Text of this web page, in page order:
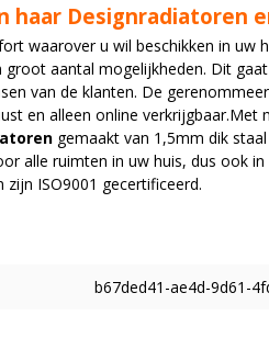
haar Designradiatoren
waarover u wil beschikken in uw
aantal mogelijkheden. Dit
van de klanten. De
en alleen online verkrijgbaar.Met
gemaakt van 1,5mm dik
alle ruimten in uw huis, dus ook in
ISO9001 gecertificeerd.
b67ded41-ae4d-9d61-